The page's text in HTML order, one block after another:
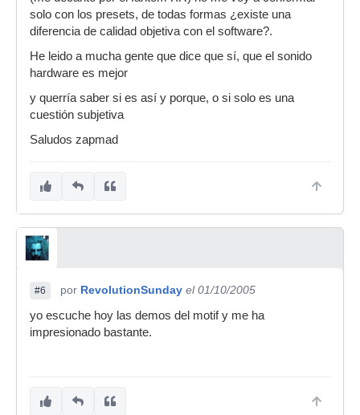
solo con los presets, de todas formas ¿existe una
diferencia de calidad objetiva con el software?.
He leido a mucha gente que dice que sí, que el sonido
hardware es mejor
y querría saber si es así y porque, o si solo es una
cuestión subjetiva
Saludos zapmad
#6 por RevolutionSunday el 01/10/2005
yo escuche hoy las demos del motif y me ha
impresionado bastante.